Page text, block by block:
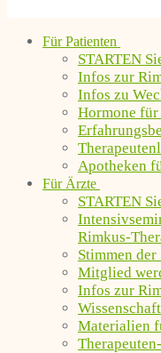
Für Patienten
STARTEN
Infos zur
Infos zu
Hormone für
Apotheken
Für Ärzte
STARTEN
Rimkus-
Stimmen
Mitglied
Infos zur
Materialien